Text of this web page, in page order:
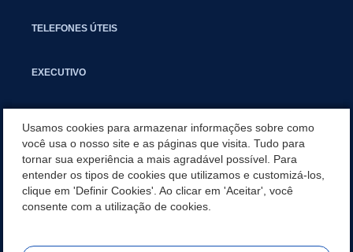
TELEFONES ÚTEIS
EXECUTIVO
APLICATIVO
LEGISLAÇÃO
Usamos cookies para armazenar informações sobre como
você usa o nosso site e as páginas que visita. Tudo para
tornar sua experiência a mais agradável possível. Para
entender os tipos de cookies que utilizamos e customizá-los,
clique em 'Definir Cookies'. Ao clicar em 'Aceitar', você
consente com a utilização de cookies.